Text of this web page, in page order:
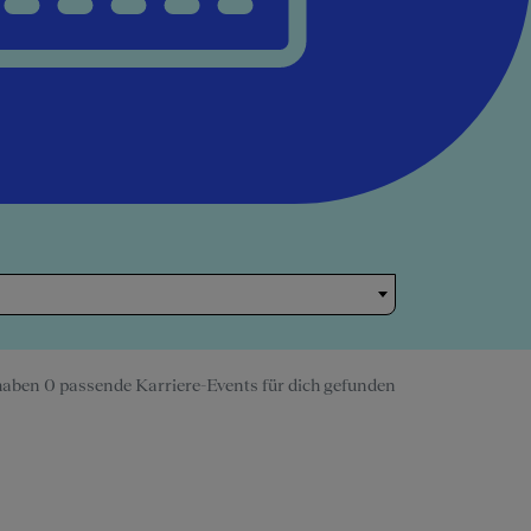
0 passende Karriere-Events für dich gefunden